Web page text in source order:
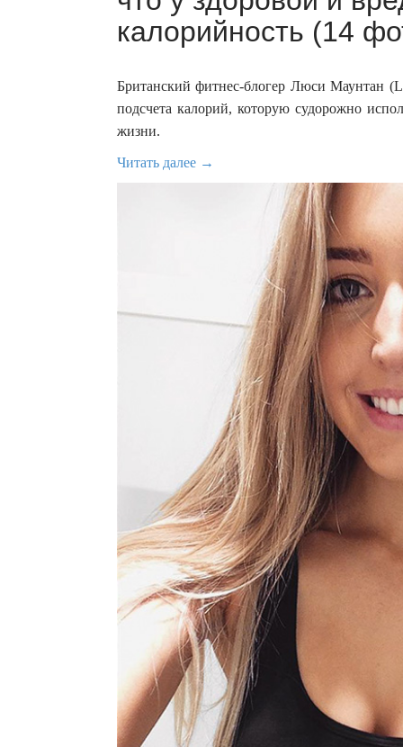
калорийность (14
Британский фитнес-блогер Люси Маунтан
подсчета калорий, которую судорожно
жизни.
Читать далее →